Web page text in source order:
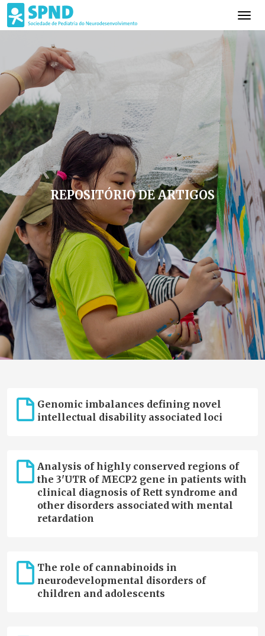
REPOSITÓRIO DE ARTIGOS
Genomic imbalances defining novel
intellectual disability associated loci
Analysis of highly conserved regions of
the 3'UTR of MECP2 gene in patients with
clinical diagnosis of Rett syndrome and
other disorders associated with mental
retardation
The role of cannabinoids in
neurodevelopmental disorders of
children and adolescents